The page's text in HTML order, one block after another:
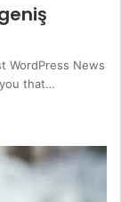
WordPress News
that…